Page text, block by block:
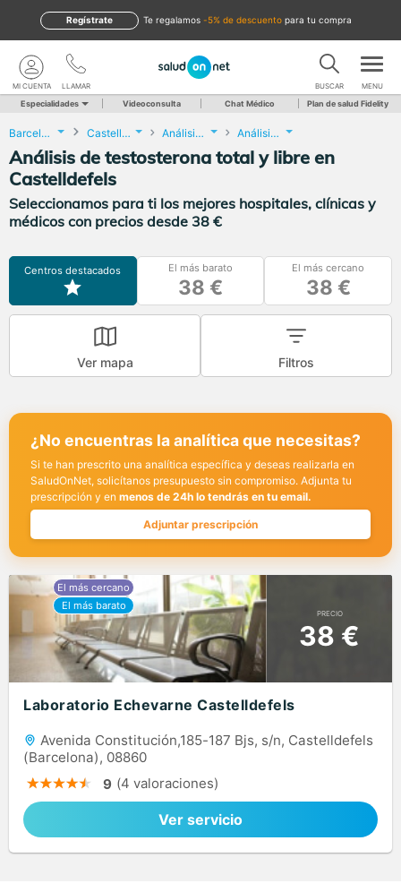
te regalamos -5% de descuento para tu compra
Regístrate
LLAMAR
MI CUENTA BUSCAR MENU
Especialidades Videoconsulta Chat Médico Plan de salud Fidelity
Barcelona Castelldefels Análisis Clínicos Análisis de testosterona total y libre
Análisis de testosterona total y libre en
Castelldefels
Seleccionamos para ti los mejores hospitales, clínicas y
médicos con precios desde 38 €
Centros destacados El más barato
38 €
El más cercano
38 €
Ver mapa Filtros
¿No encuentras la analítica que necesitas?
Si te han prescrito una analítica específica y deseas realizarla en
SaludOnNet, solicítanos presupuesto sin compromiso. Adjunta tu
prescripción y en menos de 24h lo tendrás en tu email.
Adjuntar prescripción
PRECIO
38 €
Laboratorio Echevarne Castelldefels
Avenida Constitución,185-187 Bjs, s/n, Castelldefels
(Barcelona), 08860
9 (4 valoraciones)
Ver servicio